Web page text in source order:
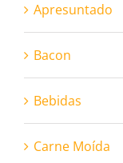
Apresuntado
Bacon
Bebidas
Carne Moída